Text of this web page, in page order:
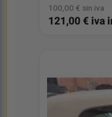
100,00 € sin iva
121,00 € iva